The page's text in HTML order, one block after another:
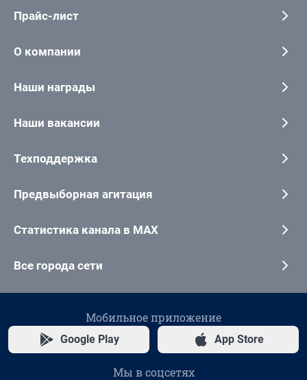
Прайс-лист
О компании
Наши награды
Наши вакансии
Техподдержка
Предвыборная агитация
Статистика канала в MAX
Все города сети
Мобильное приложение
Google Play App Store
Мы в соцсетях